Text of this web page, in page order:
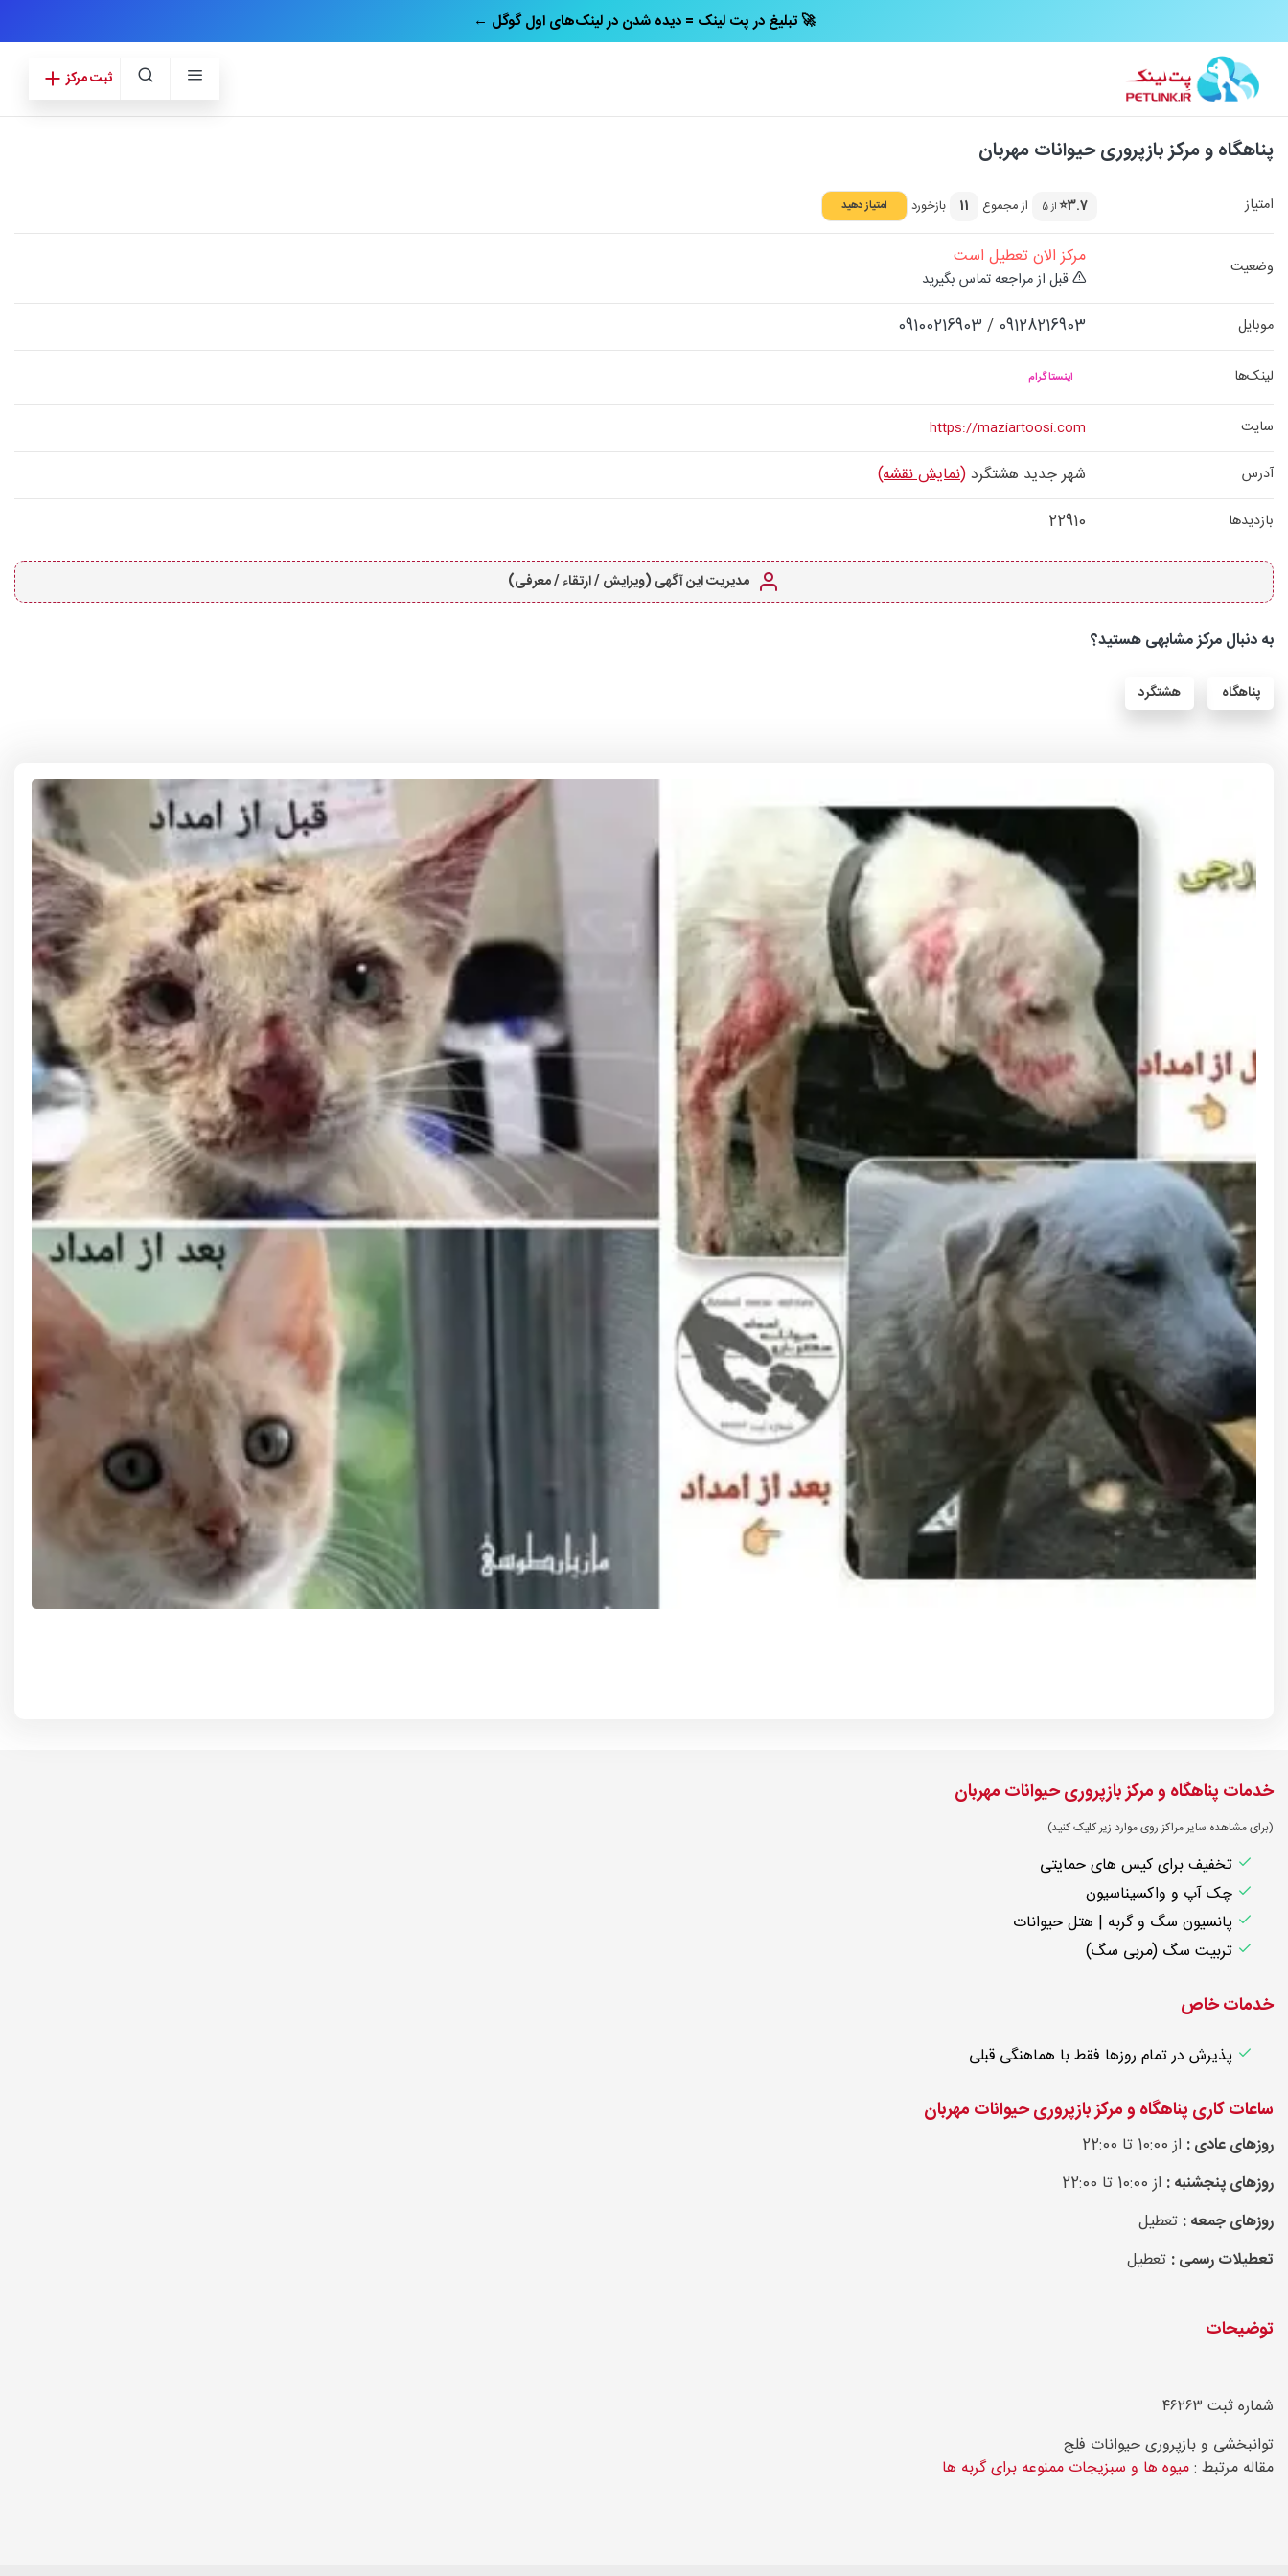
← تبلیغ در پت‌ لینک = دیده شدن در لینک‌های اول گوگل 🚀
ثبت مرکز
پناهگاه و مرکز بازپروری حیوانات مهربان
امتیاز 3.7⭐ از 5 از مجموع 11 بازخورد امتیاز دهید
وضعیت مرکز الان تعطیل است
قبل از مراجعه تماس بگیرید
موبایل
09128216903
/
09100216903
لینک‌ها اینستاگرام
سایت https://maziartoosi.com
آدرس شهر جدید هشتگرد(نمایش نقشه)
بازدیدها 22910
مدیریت این آگهی (ویرایش / ارتقاء / معرفی)
به دنبال مرکز مشابهی هستید؟
پناهگاه هشتگرد
خدمات پناهگاه و مرکز بازپروری حیوانات مهربان
(برای مشاهده سایر مراکز روی موارد زیر کلیک کنید)
تخفیف برای کیس های حمایتی
چک آپ و واکسیناسیون
پانسیون سگ و گربه | هتل حیوانات
تربیت سگ (مربی سگ)
خدمات خاص
پذیرش در تمام روزها فقط با هماهنگی قبلی
ساعات کاری پناهگاه و مرکز بازپروری حیوانات مهربان
روزهای عادی : از 10:00 تا 22:00
روزهای پنجشنبه : از 10:00 تا 22:00
روزهای جمعه : تعطیل
تعطیلات رسمی : تعطیل
توضیحات
شماره ثبت ۴۶۲۶۳
توانبخشی و بازپروری حیوانات فلج
مقاله مرتبط :میوه ها و سبزیجات ممنوعه برای گربه ها